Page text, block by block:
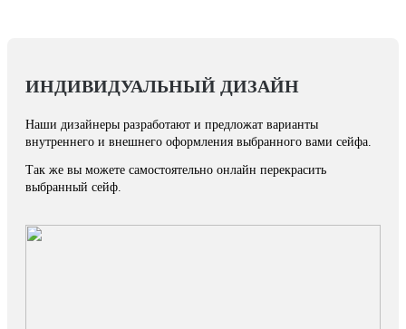
ИНДИВИДУАЛЬНЫЙ ДИЗАЙН
Наши дизайнеры разработают и предложат варианты
внутреннего и внешнего оформления выбранного вами сейфа.
Так же вы можете самостоятельно онлайн перекрасить
выбранный сейф.